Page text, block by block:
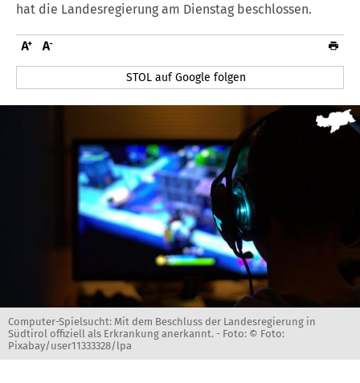
hat die Landesregierung am Dienstag beschlossen.
STOL auf Google folgen
Computer-Spielsucht: Mit dem Beschluss der Landesregierung in
Südtirol offiziell als Erkrankung anerkannt. - Foto: © Foto:
Pixabay/user11333328/lpa